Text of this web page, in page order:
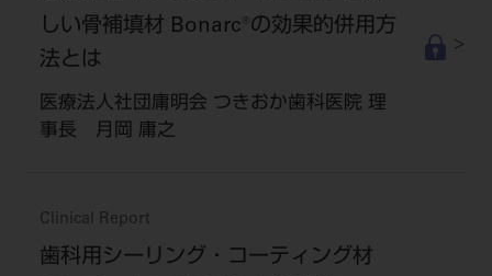
しい骨補填材 Bonarc®の効果的併用方
法とは
医療法人社団庸明会 つきおか歯科医院 理
事長 月岡 庸之
Clinical Report
歯科用シーリング・コーティング材